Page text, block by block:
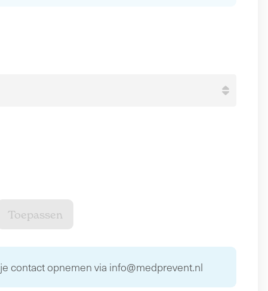
contact opnemen via info@medprevent.nl